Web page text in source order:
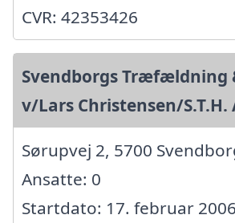
CVR: 42353426
Svendborgs Træfældning
v/Lars Christensen/
Sørupvej 2, 5700
Ansatte: 0
Startdato: 17. februar